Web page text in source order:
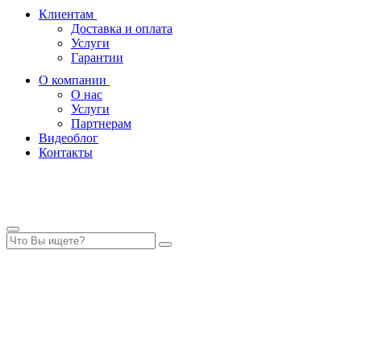
Клиентам
Доставка и оплата
Услуги
Гарантии
О компании
О нас
Услуги
Партнерам
Видеоблог
Контакты